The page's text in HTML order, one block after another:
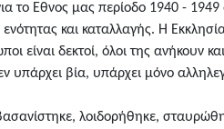
το Εθνος μας περίοδο 1940 -
και καταλλαγής. Η
είναι δεκτοί, όλοι της ανήκουν
υπάρχει βία, υπάρχει μόνο
λοιδορήθηκε,